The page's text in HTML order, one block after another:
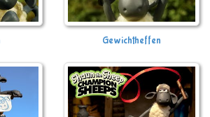
Gewichtheffen